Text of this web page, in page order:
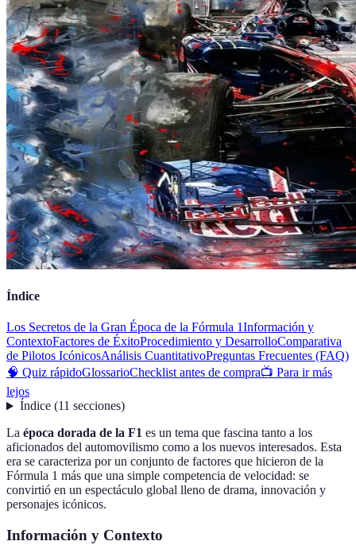
Índice
Los Secretos de la Gran Época de la Fórmula 1Información y
ContextoFactores de ÉxitoProcedimiento y DesarrolloComparativa
de Pilotos IcónicosAnálisis CuantitativoPreguntas Frecuentes (FAQ)
🧠 Quiz rápidoGlossarioChecklist antes de compra📺 Para ir más
lejos
Índice(11 secciones)
La época dorada de la F1 es un tema que fascina tanto a los
aficionados del automovilismo como a los nuevos interesados. Esta
era se caracteriza por un conjunto de factores que hicieron de la
Fórmula 1 más que una simple competencia de velocidad: se
convirtió en un espectáculo global lleno de drama, innovación y
personajes icónicos.
Información y Contexto